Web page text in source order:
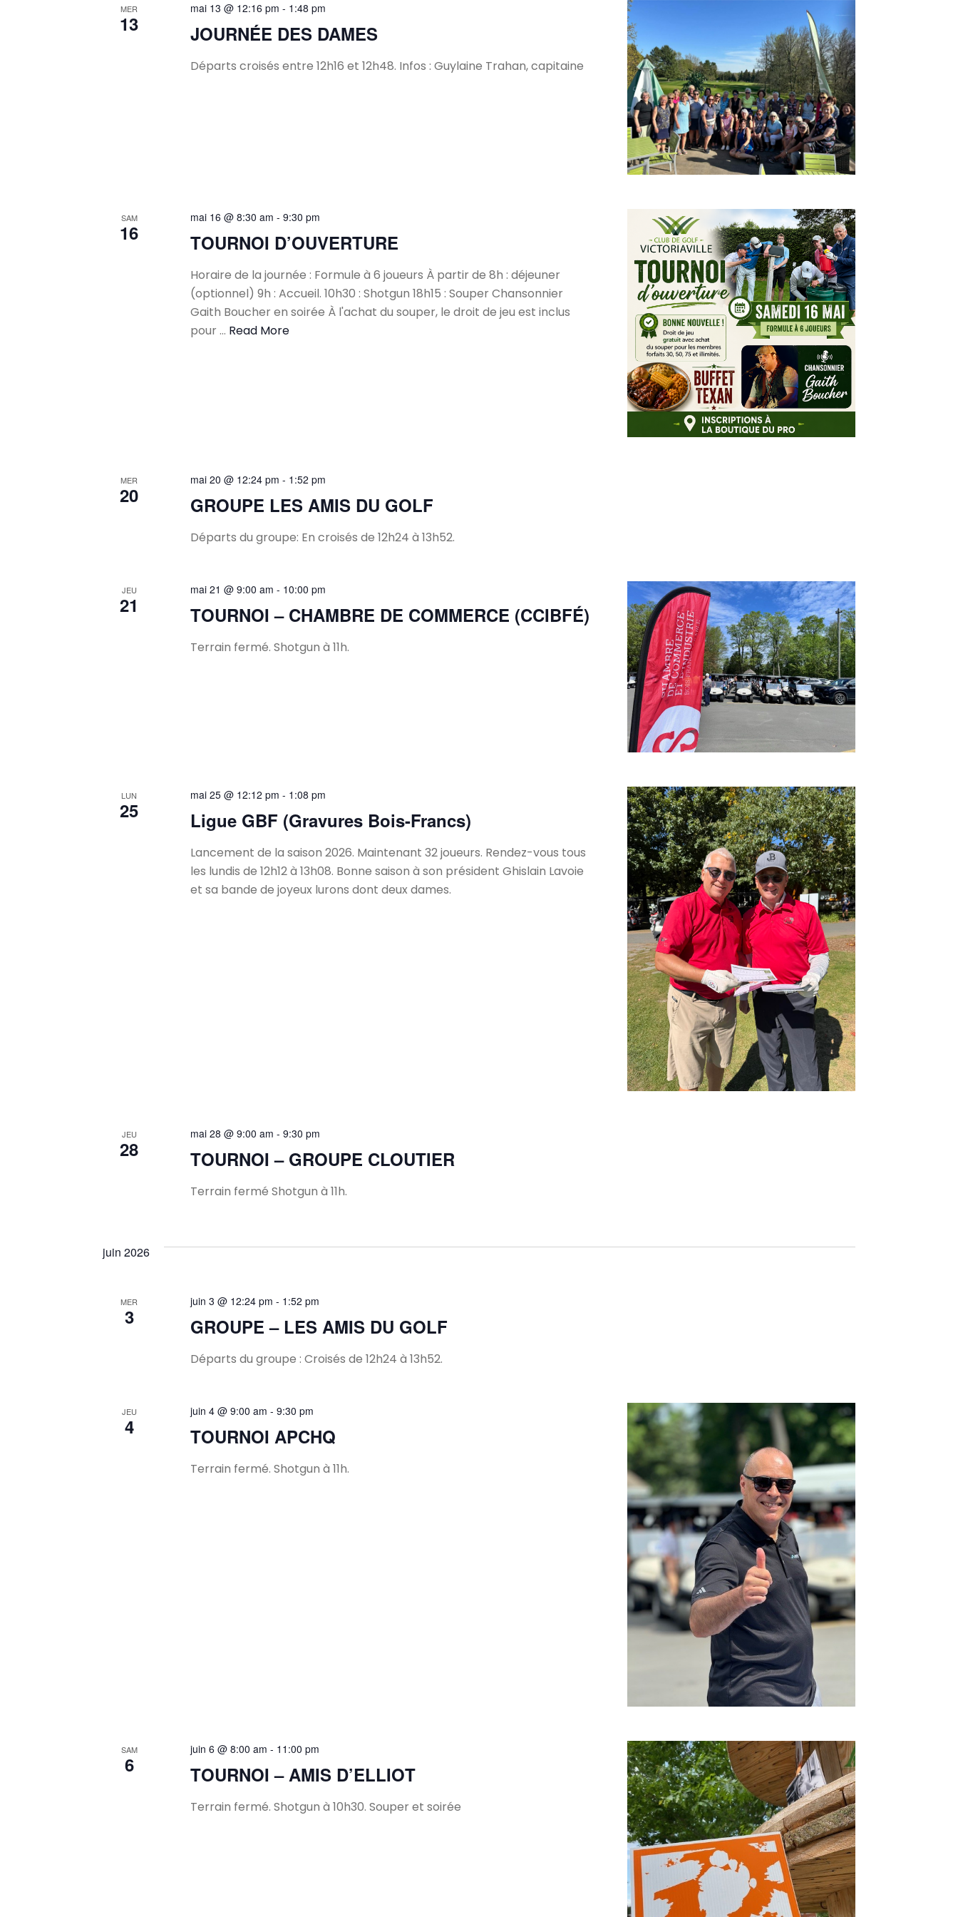
MER
13 JOURNÉE DES DAMES
mai 13 @ 12:16 pm - 1:48 pm
Départs croisés entre 12h16 et 12h48. Infos : Guylaine Trahan, capitaine
SAM
16 TOURNOI D’OUVERTURE
mai 16 @ 8:30 am - 9:30 pm
Horaire de la journée : Formule à 6 joueurs À partir de 8h : déjeuner
(optionnel) 9h : Accueil. 10h30 : Shotgun 18h15 : Souper Chansonnier
Gaith Boucher en soirée À l'achat du souper, le droit de jeu est inclus
pour … Read More
MER
20 GROUPE LES AMIS DU GOLF
mai 20 @ 12:24 pm - 1:52 pm
Départs du groupe: En croisés de 12h24 à 13h52.
JEU
21 TOURNOI – CHAMBRE DE COMMERCE (CCIBFÉ)
mai 21 @ 9:00 am - 10:00 pm
Terrain fermé. Shotgun à 11h.
LUN
25 Ligue GBF (Gravures Bois-Francs)
mai 25 @ 12:12 pm - 1:08 pm
Lancement de la saison 2026. Maintenant 32 joueurs. Rendez-vous tous
les lundis de 12h12 à 13h08. Bonne saison à son président Ghislain Lavoie
et sa bande de joyeux lurons dont deux dames.
JEU
28 TOURNOI – GROUPE CLOUTIER
mai 28 @ 9:00 am - 9:30 pm
Terrain fermé Shotgun à 11h.
juin 2026
MER
3 GROUPE – LES AMIS DU GOLF
juin 3 @ 12:24 pm - 1:52 pm
Départs du groupe : Croisés de 12h24 à 13h52.
JEU
4 TOURNOI APCHQ
juin 4 @ 9:00 am - 9:30 pm
Terrain fermé. Shotgun à 11h.
SAM
6 TOURNOI – AMIS D’ELLIOT
juin 6 @ 8:00 am - 11:00 pm
Terrain fermé. Shotgun à 10h30. Souper et soirée